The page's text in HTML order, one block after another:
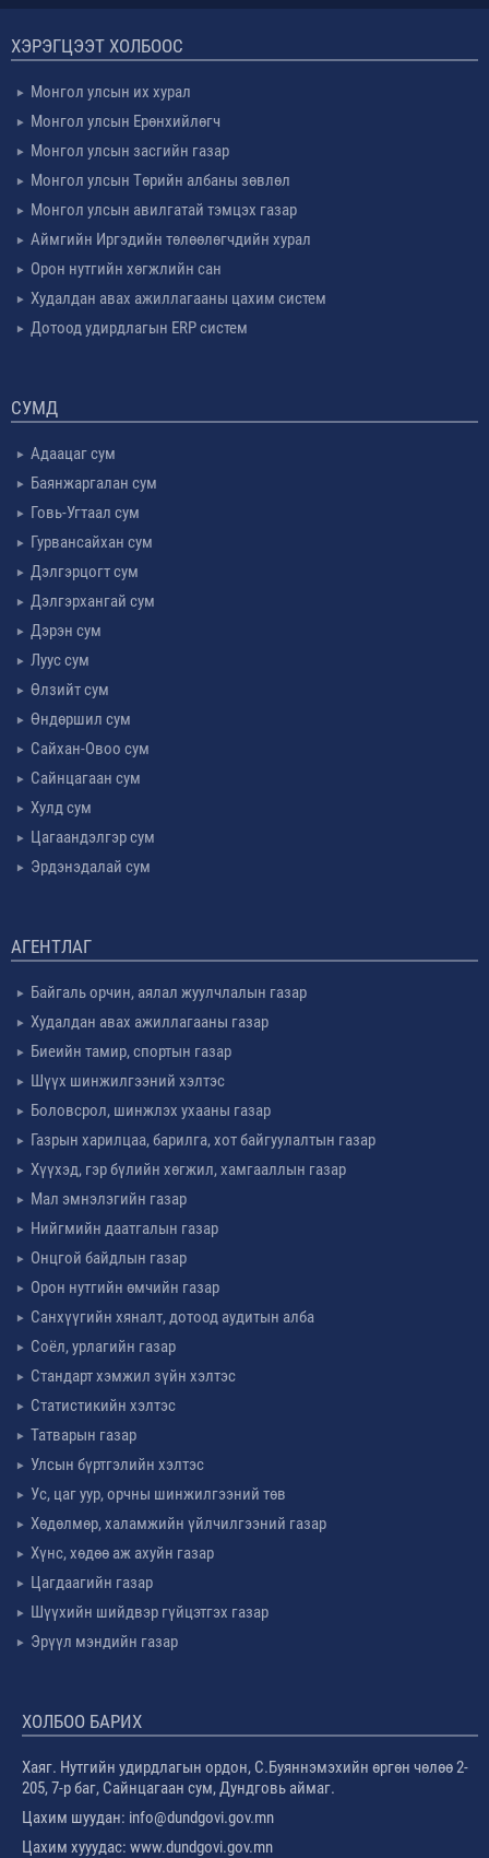
ХЭРЭГЦЭЭТ ХОЛБООС
Монгол улсын их хурал
Монгол улсын Ерөнхийлөгч
Монгол улсын засгийн газар
Монгол улсын Төрийн албаны зөвлөл
Монгол улсын авилгатай тэмцэх газар
Аймгийн Иргэдийн төлөөлөгчдийн хурал
Орон нутгийн хөгжлийн сан
Худалдан авах ажиллагааны цахим систем
Дотоод удирдлагын ERP систем
СУМД
Адаацаг сум
Баянжаргалан сум
Говь-Угтаал сум
Гурвансайхан сум
Дэлгэрцогт сум
Дэлгэрхангай сум
Дэрэн сум
Луус сум
Өлзийт сум
Өндөршил сум
Сайхан-Овоо сум
Сайнцагаан сум
Хулд сум
Цагаандэлгэр сум
Эрдэнэдалай сум
АГЕНТЛАГ
Байгаль орчин, аялал жуулчлалын газар
Худалдан авах ажиллагааны газар
Биеийн тамир, спортын газар
Шүүх шинжилгээний хэлтэс
Боловсрол, шинжлэх ухааны газар
Газрын харилцаа, барилга, хот байгуулалтын газар
Хүүхэд, гэр бүлийн хөгжил, хамгааллын газар
Мал эмнэлэгийн газар
Нийгмийн даатгалын газар
Онцгой байдлын газар
Орон нутгийн өмчийн газар
Санхүүгийн хяналт, дотоод аудитын алба
Соёл, урлагийн газар
Стандарт хэмжил зүйн хэлтэс
Статистикийн хэлтэс
Татварын газар
Улсын бүртгэлийн хэлтэс
Ус, цаг уур, орчны шинжилгээний төв
Хөдөлмөр, халамжийн үйлчилгээний газар
Хүнс, хөдөө аж ахуйн газар
Цагдаагийн газар
Шүүхийн шийдвэр гүйцэтгэх газар
Эрүүл мэндийн газар
ХОЛБОО БАРИХ
Хаяг. Нутгийн удирдлагын ордон, С.Буяннэмэхийн өргөн чөлөө 2-
205, 7-р баг, Сайнцагаан сум, Дундговь аймаг.
Цахим шуудан: info@dundgovi.gov.mn
Цахим хууудас: www.dundgovi.gov.mn